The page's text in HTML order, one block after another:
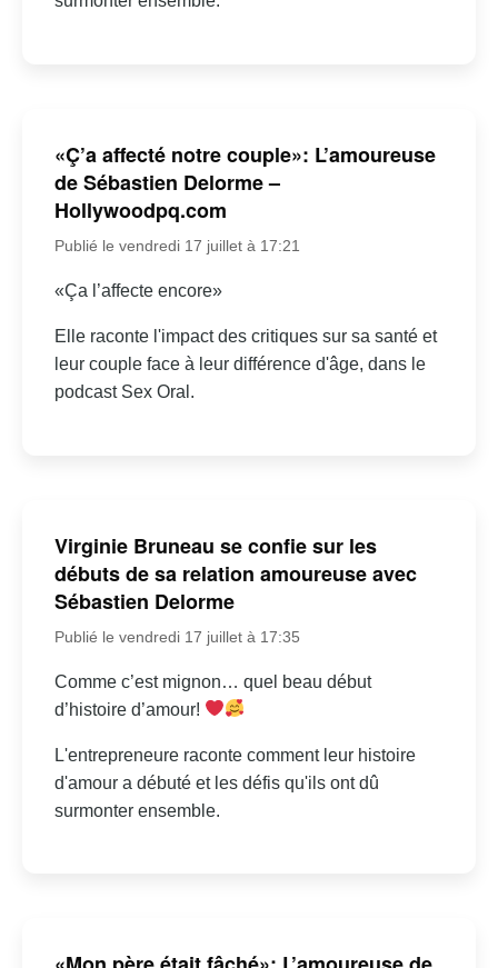
«Ç’a affecté notre couple»: L’amoureuse
de Sébastien Delorme –
Hollywoodpq.com
Publié le vendredi 17 juillet à 17:21
«Ça l’affecte encore»
Elle raconte l'impact des critiques sur sa santé et
leur couple face à leur différence d'âge, dans le
podcast Sex Oral.
Virginie Bruneau se confie sur les
débuts de sa relation amoureuse avec
Sébastien Delorme
Publié le vendredi 17 juillet à 17:35
Comme c’est mignon… quel beau début
d’histoire d’amour!
L'entrepreneure raconte comment leur histoire
d'amour a débuté et les défis qu'ils ont dû
surmonter ensemble.